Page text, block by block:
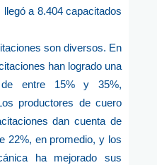
a 8.404 capacitados
son diversos. En
han logrado una
de entre 15% y 35%,
productores de cuero
dan cuenta de
22%, en promedio, y los
ha mejorado sus